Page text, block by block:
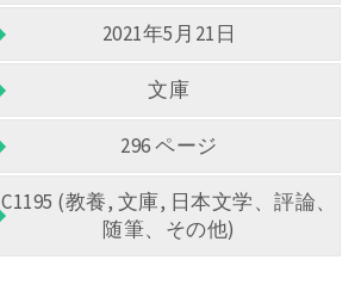
2021年5月21日
文庫
296 ページ
C1195 (教養, 文庫, 日本文学、評論、
随筆、その他)